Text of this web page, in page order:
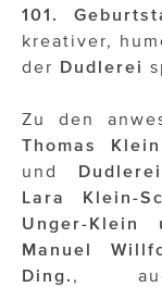
101.
kreativer,
der Dudlerei
Zu den
Thomas Klein
und
Lara Klein-
Unger-Klein
Manuel
Ding. ,